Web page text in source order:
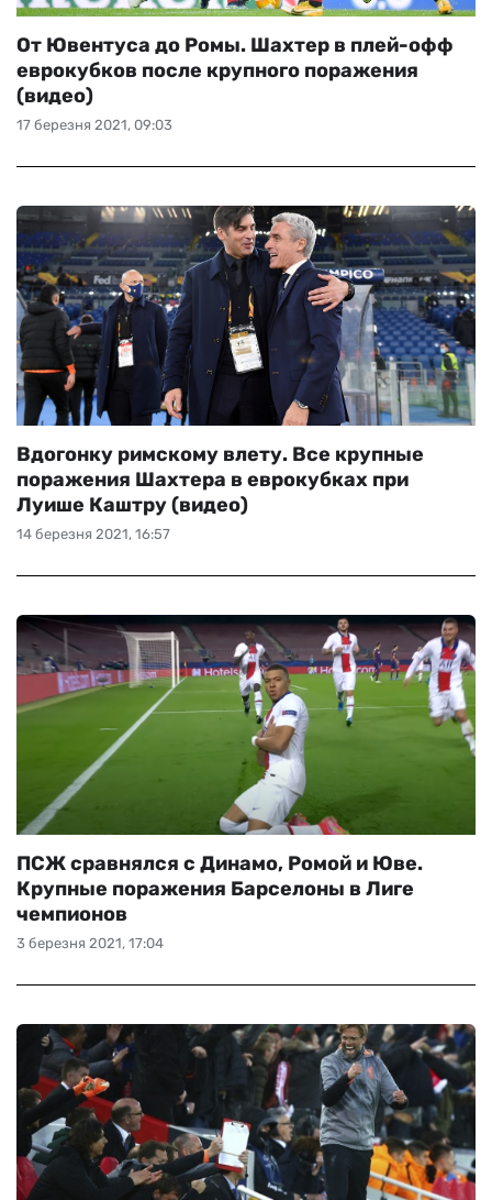
17 березня 2021, 09:03
От Ювентуса до Ромы. Шахтер в плей-офф
еврокубков после крупного поражения
(видео)
14 березня 2021, 16:57
Вдогонку римскому влету. Все крупные
поражения Шахтера в еврокубках при
Луише Каштру (видео)
3 березня 2021, 17:04
ПСЖ сравнялся с Динамо, Ромой и Юве.
Крупные поражения Барселоны в Лиге
чемпионов